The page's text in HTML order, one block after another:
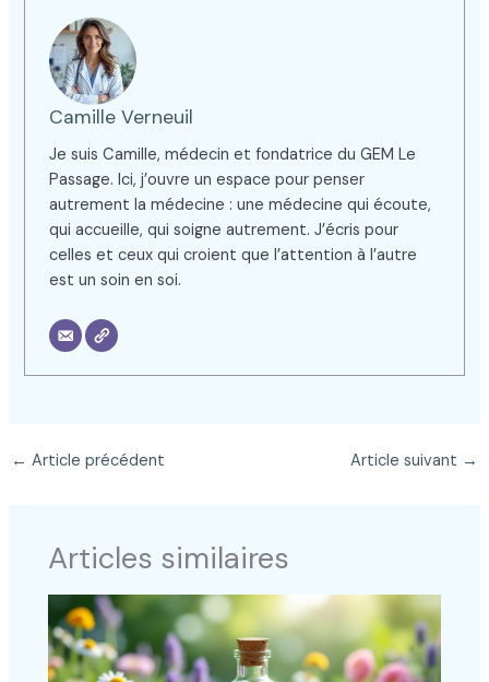
Camille Verneuil
Je suis Camille, médecin et fondatrice du GEM Le
Passage. Ici, j’ouvre un espace pour penser
autrement la médecine : une médecine qui écoute,
qui accueille, qui soigne autrement. J’écris pour
celles et ceux qui croient que l’attention à l’autre
est un soin en soi.
← Article précédent Article suivant →
Articles similaires